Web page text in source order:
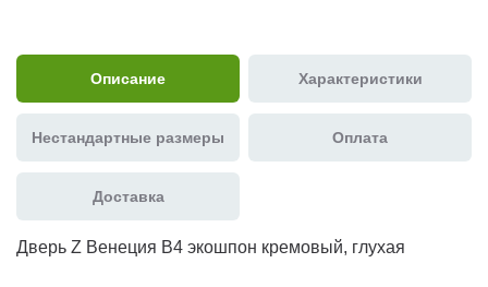
Описание Характеристики
Нестандартные размеры Оплата
Доставка
Дверь Z Венеция В4 экошпон кремовый, глухая